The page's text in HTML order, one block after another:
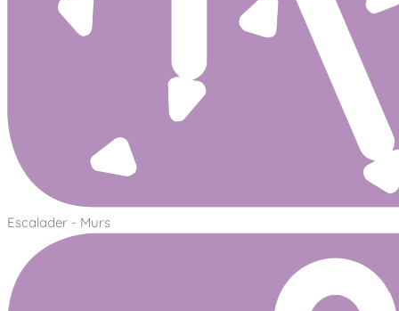
Escalader - Murs